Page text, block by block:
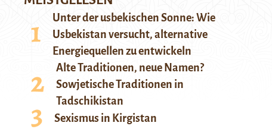
Unter der usbekischen Sonne: Wie
Usbekistan versucht, alternative
Energiequellen zu entwickeln
Alte Traditionen, neue Namen?
Sowjetische Traditionen in
Tadschikistan
Sexismus in Kirgistan